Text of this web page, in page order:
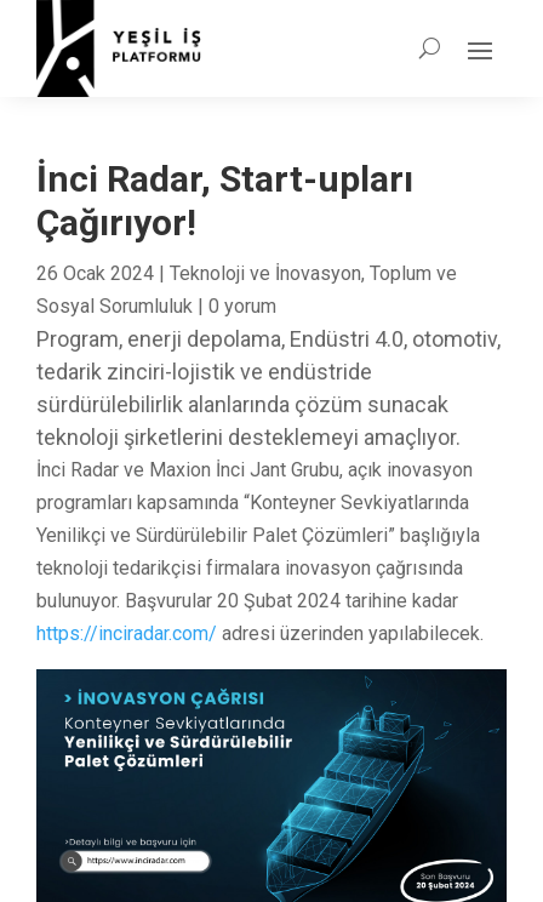
İnci Radar, Start-upları
Çağırıyor!
26 Ocak 2024 | Teknoloji ve İnovasyon, Toplum ve
Sosyal Sorumluluk | 0 yorum
Program, enerji depolama, Endüstri 4.0, otomotiv,
tedarik zinciri-lojistik ve endüstride
sürdürülebilirlik alanlarında çözüm sunacak
teknoloji şirketlerini desteklemeyi amaçlıyor.
İnci Radar ve Maxion İnci Jant Grubu, açık inovasyon
programları kapsamında “Konteyner Sevkiyatlarında
Yenilikçi ve Sürdürülebilir Palet Çözümleri” başlığıyla
teknoloji tedarikçisi firmalara inovasyon çağrısında
bulunuyor. Başvurular 20 Şubat 2024 tarihine kadar
https://inciradar.com/ adresi üzerinden yapılabilecek.